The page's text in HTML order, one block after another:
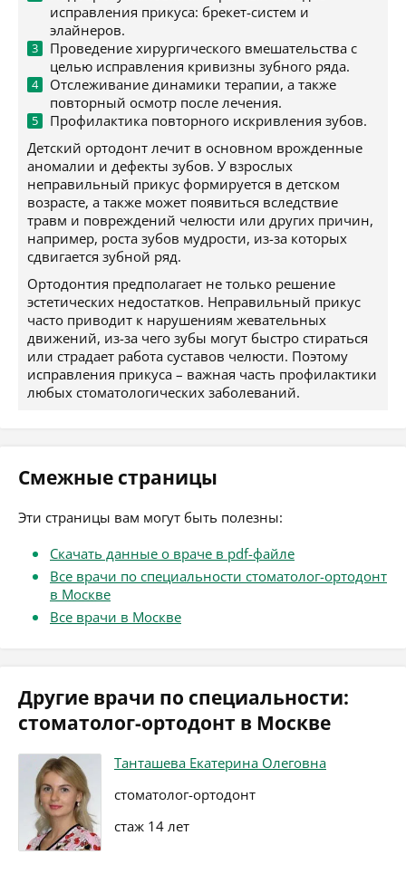
исправления прикуса: брекет-систем и
элайнеров.
Проведение хирургического вмешательства с
целью исправления кривизны зубного ряда.
Отслеживание динамики терапии, а также
повторный осмотр после лечения.
Профилактика повторного искривления зубов.
Детский ортодонт лечит в основном врожденные
аномалии и дефекты зубов. У взрослых
неправильный прикус формируется в детском
возрасте, а также может появиться вследствие
травм и повреждений челюсти или других причин,
например, роста зубов мудрости, из-за которых
сдвигается зубной ряд.
Ортодонтия предполагает не только решение
эстетических недостатков. Неправильный прикус
часто приводит к нарушениям жевательных
движений, из-за чего зубы могут быстро стираться
или страдает работа суставов челюсти. Поэтому
исправления прикуса – важная часть профилактики
любых стоматологических заболеваний.
Смежные страницы
Эти страницы вам могут быть полезны:
Скачать данные о враче в pdf-файле
Все врачи по специальности стоматолог-ортодонт
в Москве
Все врачи в Москве
Другие врачи по специальности:
стоматолог-ортодонт в Москве
Танташева Екатерина Олеговна
стоматолог-ортодонт
стаж 14 лет